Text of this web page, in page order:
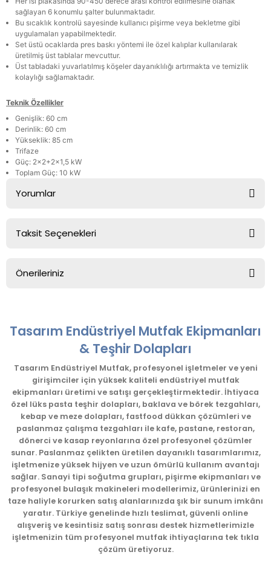
sağlayan 6 konumlu şalter bulunmaktadır.
Bu sıcaklık kontrolü sayesinde kullanıcı pişirme veya bekletme gibi
uygulamaları yapabilmektedir.
Set üstü ocaklarda pres baskı yöntemi ile özel kalıplar kullanılarak
üretilmiş üst tablalar mevcuttur.
Üst tabladaki yuvarlatılmış köşeler dayanıklılığı artırmakta ve temizlik
kolaylığı sağlamaktadır.
Teknik Özellikler
Genişlik: 60 cm
Derinlik: 60 cm
Yükseklik: 85 cm
Trifaze
Güç: 2x2+2x1,5 kW
Toplam Güç: 10 kW
Yorumlar
Taksit Seçenekleri
Önerileriniz
kullanarak tarafımıza iletebilirsiniz.
Görüş ve önerileriniz için teşekkür ederiz.
Ürün resmi kalitesiz, bozuk veya görüntülenemiyor.
Ürün açıklamasında eksik bilgiler bulunuyor.
Ürün bilgilerinde hatalar bulunuyor.
Ürün fiyatı diğer sitelerden daha pahalı.
Bu ürüne benzer farklı alternatifler olmalı.
Gönder
Tasarım Endüstriyel Mutfak Ekipmanları
& Teşhir Dolapları
Tasarım Endüstriyel Mutfak, profesyonel işletmeler ve yeni
girişimciler için yüksek kaliteli endüstriyel mutfak
ekipmanları üretimi ve satışı gerçekleştirmektedir. İhtiyaca
özel lüks pasta teşhir dolapları, baklava ve börek tezgahları,
kebap ve meze dolapları, fastfood dükkan çözümleri ve
paslanmaz çalışma tezgahları ile kafe, pastane, restoran,
dönerci ve kasap reyonlarına özel profesyonel çözümler
sunar. Paslanmaz çelikten üretilen dayanıklı tasarımlarımız,
işletmenize yüksek hijyen ve uzun ömürlü kullanım avantajı
sağlar. Sanayi tipi soğutma grupları, pişirme ekipmanları ve
profesyonel bulaşık makineleri modellerimiz, ürünlerinizi en
taze haliyle korurken satış alanlarınızda şık bir sunum imkânı
yaratır. Türkiye genelinde hızlı teslimat, güvenli online
alışveriş ve kesintisiz satış sonrası destek hizmetlerimizle
işletmenizin tüm profesyonel mutfak ihtiyaçlarına tek tıkla
çözüm üretiyoruz.